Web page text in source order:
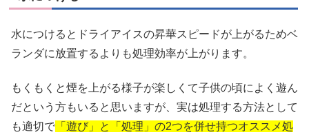
水につけるとドライアイスの昇華スピードが上がるためベ
ランダに放置するよりも処理効率が上がります。
もくもくと煙を上がる様子が楽しくて子供の頃によく遊ん
だという方もいると思いますが、実は処理する方法として
も適切で 「遊び」と「処理」の2つを併せ持つオススメ処